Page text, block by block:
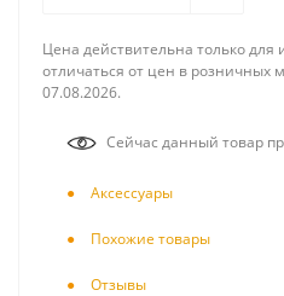
Цена действительна только
отличаться от цен в розничных
07.08.2026.
Сейчас данный товар
Аксесcуары
Похожие товары
Отзывы